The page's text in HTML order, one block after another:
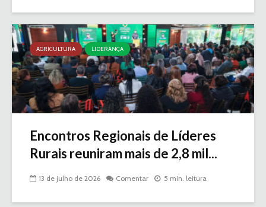
AGRICULTURA LIDERANÇA
Encontros Regionais de Líderes
Rurais reuniram mais de 2,8 mil...
13 de julho de 2026 Comentar 5 min. leitura